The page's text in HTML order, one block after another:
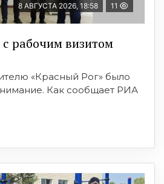
8 АВГУСТА 2026, 18:58 11
с рабочим визитом
«Красный Рог» было
Как сообщает РИА